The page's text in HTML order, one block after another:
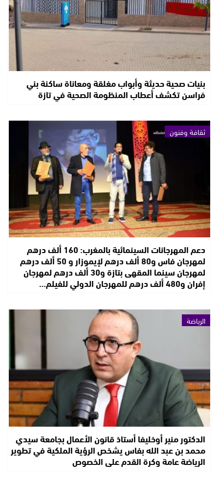
بنيات صحية حديثة وأبواب مغلقة ومعاناة ساكنة بني
فراسن تكشف أعطاب المنظومة الصحية في تازة
ثقافة وفنون
دعم المهرجانات السينمائية بالمغرب: 160 ألف درهم
لمهرجان فاس و80 ألف درهم لإيموزار و 50 ألف درهم
لمهرجان سينما المقهى بتازة و30 ألف درهم لمهرجان
إفران و480 ألف درهم للمهرجان الدولي للفيلم…
الرياضة
الدكتور منير أوخليفا أستاذ قانون الأعمال بجامعة سيدي
محمد بن عبد الله بفاس يشخص الرؤية الملكية في تطوير
الرياضة عامة وكرة القدم على الخصوص